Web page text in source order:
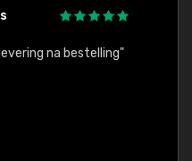
na bestelling"